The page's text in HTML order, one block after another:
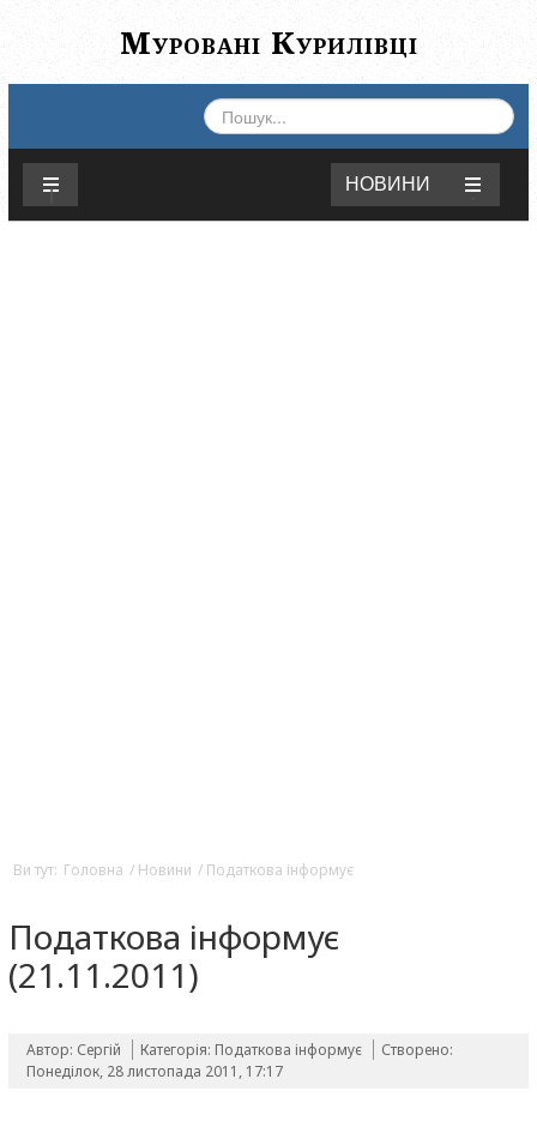
Муровані Курилівці
ПОШУК...
НОВИНИ
Ви тут: Головна / Новини / Податкова інформує
Податкова інформує
(21.11.2011)
Автор: Сергій Категорія: Податкова інформує
Створено:
Понеділок, 28 листопада 2011, 17:17